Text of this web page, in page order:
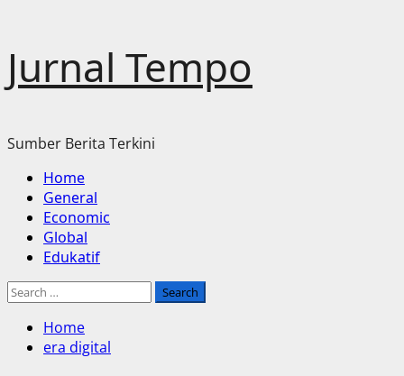
content
Jurnal Tempo
Sumber Berita Terkini
Primary
Menu
Home
General
Economic
Global
Edukatif
Search
Home
era digital